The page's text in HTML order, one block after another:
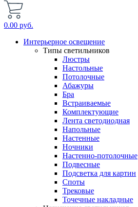
0.00 руб.
Интерьерное освещение
Типы светильников
Люстры
Настольные
Потолочные
Абажуры
Бра
Встраиваемые
Комплектующие
Лента светодиодная
Напольные
Настенные
Ночники
Настенно-потолочные
Подвесные
Подсветка для картин
Споты
Трековые
Точечные накладные